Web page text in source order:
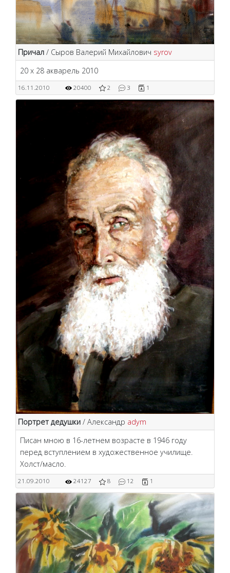
Причал / Сыров Валерий Михайлович syrov
20 х 28 акварель 2010
16.11.2010 20400 2 3 1
Портрет дедушки / Александр adym
Писан мною в 16-летнем возрасте в 1946 году
перед вступлением в художественное училище.
Холст/масло.
21.09.2010 24127 8 12 1